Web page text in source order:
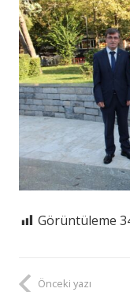
Görüntüleme
Önceki yazı